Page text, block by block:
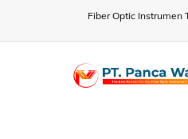
content
Fiber Optic Instrumen